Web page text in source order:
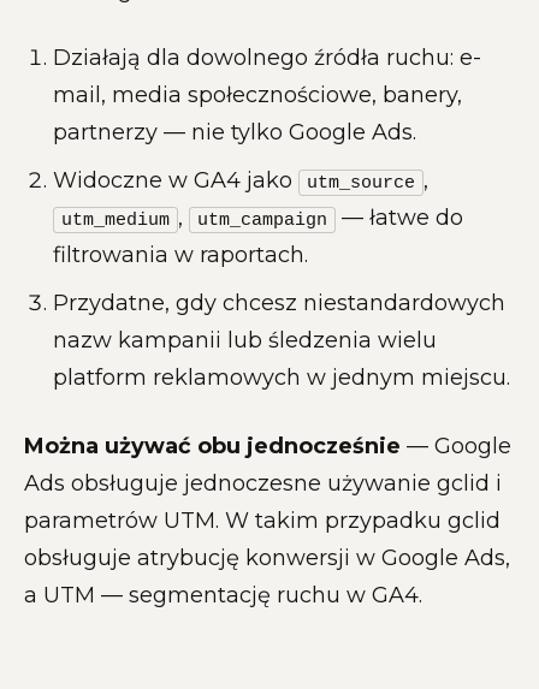
Działają dla dowolnego źródła ruchu: e-
mail, media społecznościowe, banery,
partnerzy — nie tylko Google Ads.
Widoczne w GA4 jako
utm_source ,
utm_medium , utm_campaign
— łatwe do
filtrowania w raportach.
Przydatne, gdy chcesz niestandardowych
nazw kampanii lub śledzenia wielu
platform reklamowych w jednym miejscu.
Można używać obu jednocześnie — Google
Ads obsługuje jednoczesne używanie gclid i
parametrów UTM. W takim przypadku gclid
obsługuje atrybucję konwersji w Google Ads,
a UTM — segmentację ruchu w GA4.